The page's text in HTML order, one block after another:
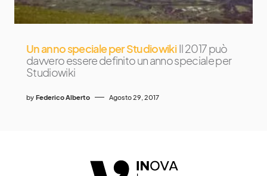
Un anno speciale per Studiowiki Il 2017 può
davvero essere definito un anno speciale per
Studiowiki
by Federico Alberto Agosto 29, 2017